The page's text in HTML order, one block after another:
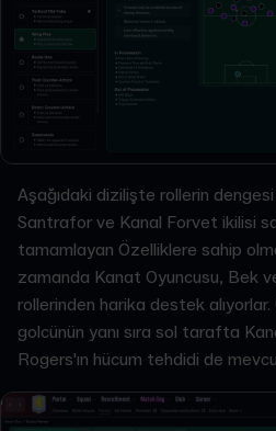
Aşağıdaki dizilişte rollerin
Santrafor ve Kanal Forvet ikilisi
tamamlayan Özelliklere sahip
zamanda Kanat Oyuncusu, Bek
rollerinden harika destek
golcünün yanı sıra sol tarafta
Rogers'ın hücum tehdidi de